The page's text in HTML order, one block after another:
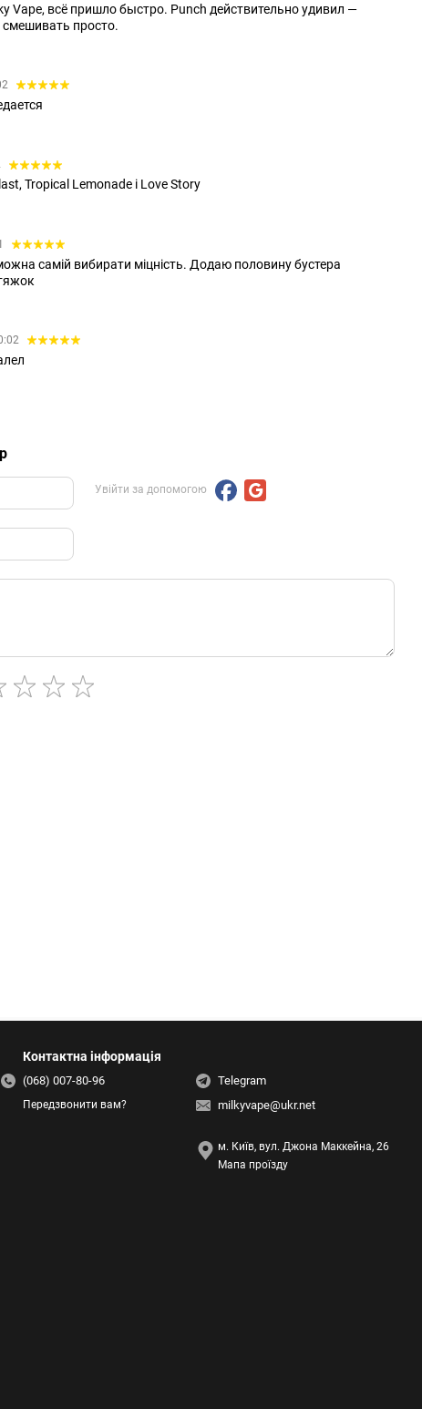
Vape, всё пришло быстро. Punch действительно удивил —
просто.
Tropical Lemonade і Love Story
самій вибирати міцність. Додаю половину бустера
Увійти за допомогою
Контактна інформація
(068) 007-80-96
Передзвонити вам?
Telegram
milkyvape@ukr.net
м. Київ, вул. Джона Маккейна, 26
Мапа проїзду